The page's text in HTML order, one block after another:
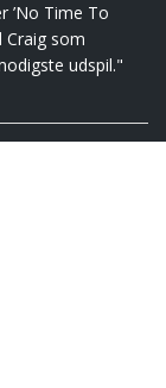
’No Time To
som
udspil."